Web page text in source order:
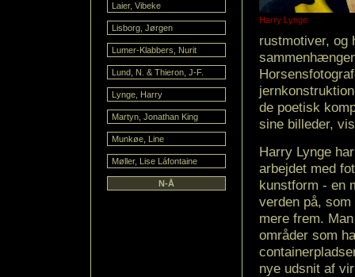
Laier, Vibeke
Lisborg, Jørgen
Lumer-Klabbers, Nurit
Lund, N. & Thieron, J-F.
Lynge, Harry
Martyn, Jonathan King
Munkøe, Line
Møller, Lise Láfontaine
N-Å
Harry Lynge
rustmotiver, og
de poetisk
sine billeder,
Harry Lynge
arbejdet med
kunstform - en
verden på,
mere frem.
områder som
nye udsnit af